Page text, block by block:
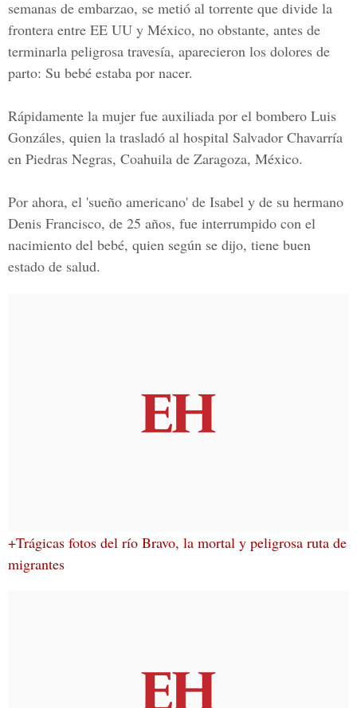
semanas de embarzao, se metió al torrente que divide la
frontera entre EE UU y México, no obstante, antes de
terminarla peligrosa travesía, aparecieron los dolores de
parto: Su bebé estaba por nacer.
Rápidamente la mujer fue auxiliada por el bombero Luis
Gonzáles, quien la trasladó al hospital Salvador Chavarría
en Piedras Negras, Coahuila de Zaragoza, México.
Por ahora, el 'sueño americano' de Isabel y de su hermano
Denis Francisco, de 25 años, fue interrumpido con el
nacimiento del bebé, quien según se dijo, tiene buen
estado de salud.
+Trágicas fotos del río Bravo, la mortal y peligrosa ruta de
migrantes